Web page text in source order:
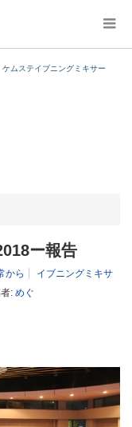
ケムステイブニングミキサー
ー報告
から
イブニングミキサ
: めぐ